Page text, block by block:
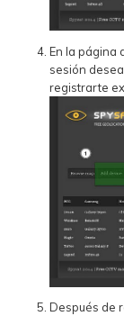
En la página
sesión
registrarte
Después de